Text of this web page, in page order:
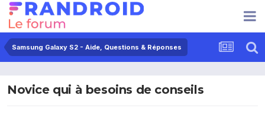
Samsung Galaxy S2 - Aide, Questions & Réponses
Novice qui à besoins de conseils